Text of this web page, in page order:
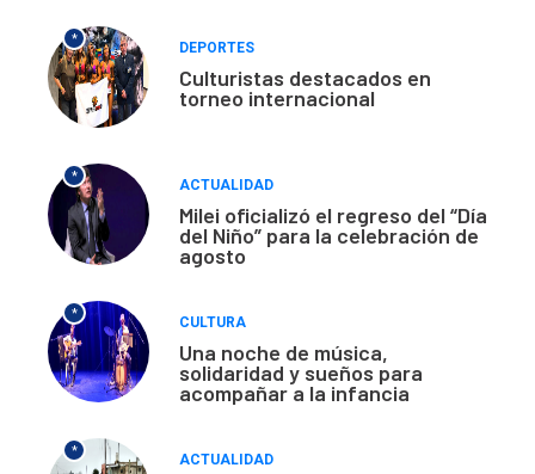
*
DEPORTES
Culturistas destacados en
torneo internacional
*
ACTUALIDAD
Milei oficializó el regreso del “Día
del Niño” para la celebración de
agosto
*
CULTURA
Una noche de música,
solidaridad y sueños para
acompañar a la infancia
*
ACTUALIDAD